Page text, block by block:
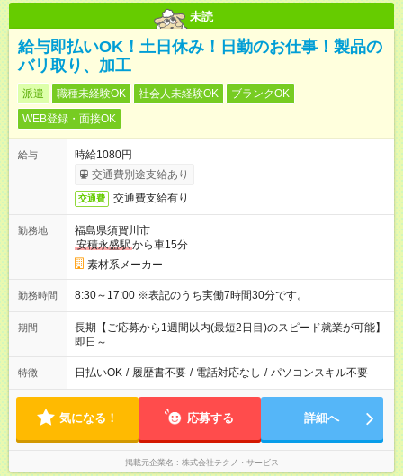
未読
給与即払いOK！土日休み！日勤のお仕事！製品の
バリ取り、加工
派遣 職種未経験OK 社会人未経験OK
ブランクOK
WEB登録・面接OK
給与
時給1080円
交通費別途支給あり
交通費 交通費支給有り
勤務地
福島県須賀川市
安積永盛駅から車15分
素材系メーカー
勤務時間 8:30～17:00 ※表記のうち実働7時間30分です。
期間
長期【ご応募から1週間以内(最短2日目)のスピード就業が可能】
即日～
特徴 日払いOK / 履歴書不要 / 電話対応なし / パソコンスキル不要
気になる！ 応募する 詳細へ
掲載元企業名 株式会社テクノ・サービス